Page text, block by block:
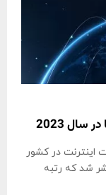
2023
اینترنت در کشور
شد که رتبه